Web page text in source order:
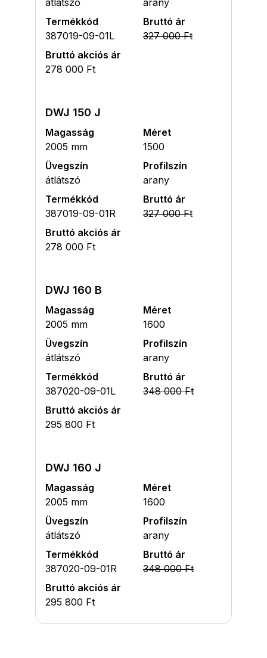
Termékkód
387019-09-01L
Bruttó ár
327 000 Ft
Bruttó akciós ár
278 000 Ft
DWJ 150 J
Magasság
2005 mm
Méret
1500
Üvegszín
átlátszó
Profilszín
arany
Termékkód
387019-09-01R
Bruttó ár
327 000 Ft
Bruttó akciós ár
278 000 Ft
DWJ 160 B
Magasság
2005 mm
Méret
1600
Üvegszín
átlátszó
Profilszín
arany
Termékkód
387020-09-01L
Bruttó ár
348 000 Ft
Bruttó akciós ár
295 800 Ft
DWJ 160 J
Magasság
2005 mm
Méret
1600
Üvegszín
átlátszó
Profilszín
arany
Termékkód
387020-09-01R
Bruttó ár
348 000 Ft
Bruttó akciós ár
295 800 Ft